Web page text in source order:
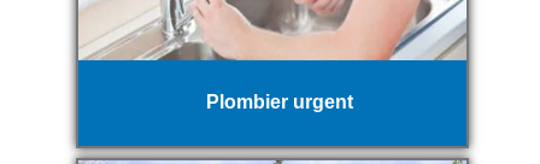
Plombier urgent